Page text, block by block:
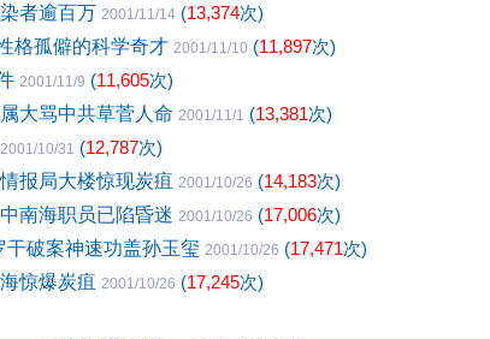
者逾百万 2001/11/14 (13,374次)
格孤僻的科学奇才 2001/11/10 (11,897次)
2001/11/9 (11,605次)
大骂中共草菅人命 2001/11/1 (13,381次)
2001/10/31 (12,787次)
报局大楼惊现炭疽 2001/10/26 (14,183次)
南海职员已陷昏迷 2001/10/26 (17,006次)
干破案神速功盖孙玉玺 2001/10/26 (17,471次)
惊爆炭疽 2001/10/26 (17,245次)